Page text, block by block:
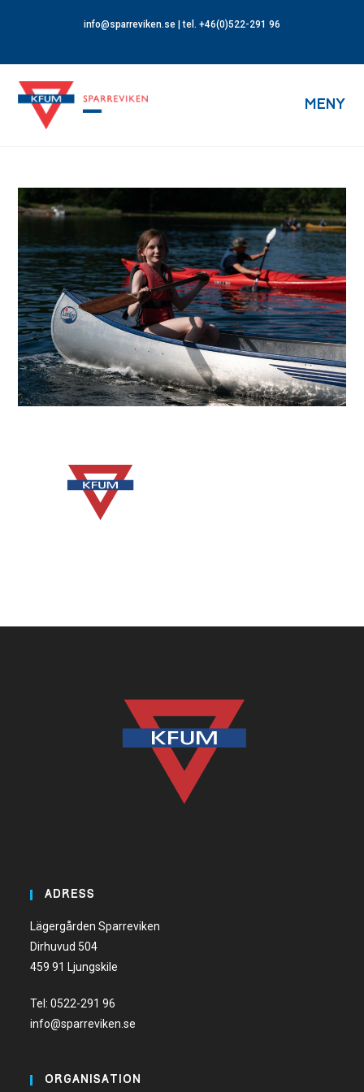
info@sparreviken.se | tel. +46(0)522-291 96
MENY
ADRESS
Lägergården Sparreviken
Dirhuvud 504
459 91 Ljungskile
Tel:0522-291 96
info@sparreviken.se
ORGANISATION